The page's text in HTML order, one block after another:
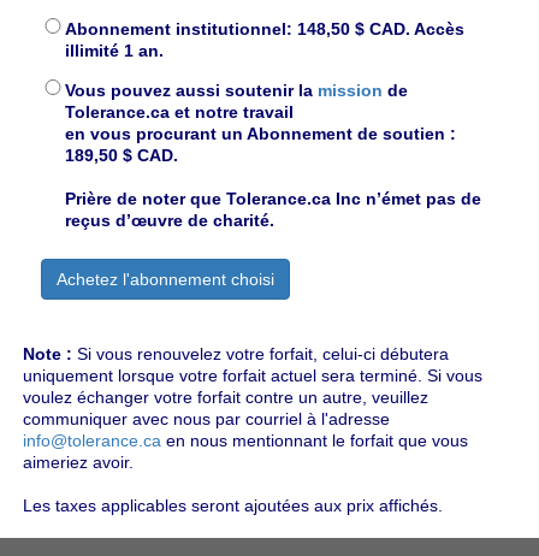
Abonnement institutionnel: 148,50 $ CAD. Accès
illimité 1 an.
Vous pouvez aussi soutenir la mission de
Tolerance.ca et notre travail
en vous procurant un Abonnement de soutien :
189,50 $ CAD.
Prière de noter que Tolerance.ca Inc n’émet pas de
reçus d’œuvre de charité.
Note : Si vous renouvelez votre forfait, celui-ci débutera
uniquement lorsque votre forfait actuel sera terminé. Si vous
voulez échanger votre forfait contre un autre, veuillez
communiquer avec nous par courriel à l'adresse
info@tolerance.ca en nous mentionnant le forfait que vous
aimeriez avoir.
Les taxes applicables seront ajoutées aux prix affichés.